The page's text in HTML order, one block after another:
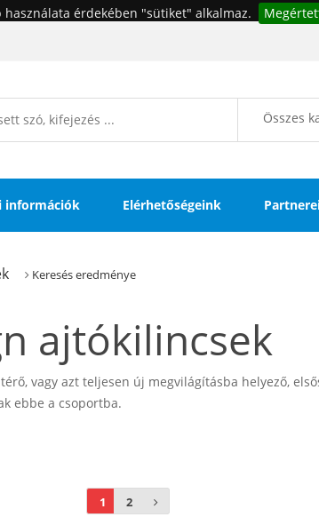
használata érdekében "sütiket" alkalmaz.
Összes
információk Elérhetőségeink
Keresés eredménye
ajtókilincsek
vagy azt teljesen új megvilágításba helyező,
ebbe a csoportba.
1 2